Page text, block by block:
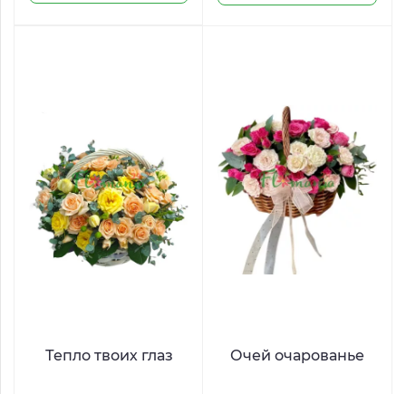
Тепло твоих глаз Очей очарованье